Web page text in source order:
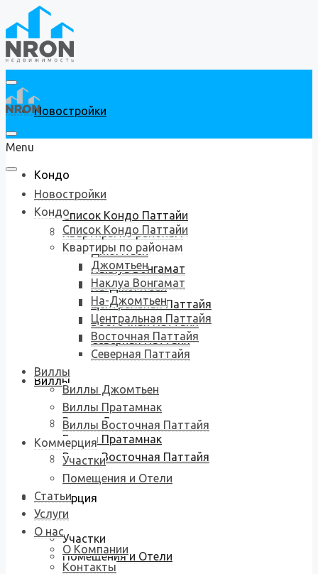
Новостройки
Кондо
Список Кондо Паттайи
Квартиры по районам
Джомтьен
Наклуа Вонгамат
На-Джомтьен
Центральная Паттайя
Восточная Паттайя
Северная Паттайя
Виллы
Виллы Джомтьен
Виллы Пратамнак
Виллы Восточная Паттайя
Коммерция
Участки
Помещения и Отели
Menu
Новостройки
Кондо
Список Кондо Паттайи
Квартиры по районам
Джомтьен
Наклуа Вонгамат
На-Джомтьен
Центральная Паттайя
Восточная Паттайя
Северная Паттайя
Виллы
Виллы Джомтьен
Виллы Пратамнак
Виллы Восточная Паттайя
Коммерция
Участки
Помещения и Отели
Статьи
Услуги
О нас
О Компании
Контакты